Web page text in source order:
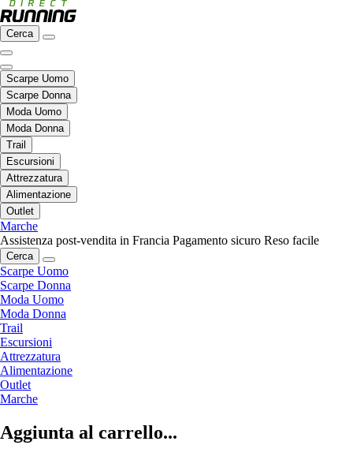
Cerca
Scarpe Uomo
Scarpe Donna
Moda Uomo
Moda Donna
Trail
Escursioni
Attrezzatura
Alimentazione
Outlet
Marche
Assistenza post-vendita in Francia Pagamento sicuro Reso facile
Cerca
Scarpe Uomo
Scarpe Donna
Moda Uomo
Moda Donna
Trail
Escursioni
Attrezzatura
Alimentazione
Outlet
Marche
Aggiunta al carrello...